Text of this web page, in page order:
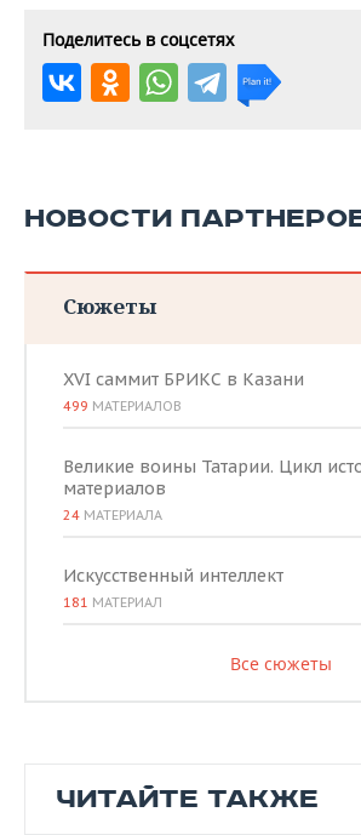
Поделитесь в соцсетях
НОВОСТИ
Сюжеты
XVI саммит БРИКС в Казани
499 МАТЕРИАЛОВ
Великие воины Татарии. Цикл
материалов
24 МАТЕРИАЛА
Искусственный интеллект
181 МАТЕРИАЛ
Все сюжеты
ЧИТАЙТЕ ТАКЖЕ